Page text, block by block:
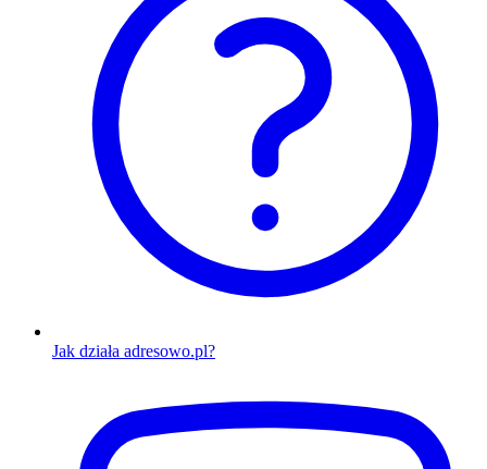
Jak działa adresowo.pl?